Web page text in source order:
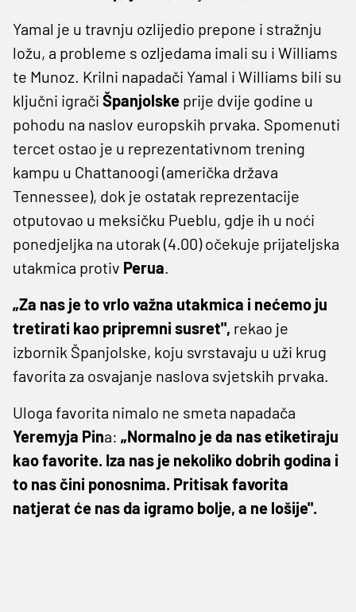
Yamal je u travnju ozlijedio prepone i stražnju
ložu, a probleme s ozljedama imali su i Williams
te Munoz. Krilni napadači Yamal i Williams bili su
ključni igrači Španjolske prije dvije godine u
pohodu na naslov europskih prvaka. Spomenuti
tercet ostao je u reprezentativnom trening
kampu u Chattanoogi (američka država
Tennessee), dok je ostatak reprezentacije
otputovao u meksičku Pueblu, gdje ih u noći
ponedjeljka na utorak (4.00) očekuje prijateljska
utakmica protiv Perua.
„Za nas je to vrlo važna utakmica i nećemo ju
tretirati kao pripremni susret", rekao je
izbornik Španjolske, koju svrstavaju u uži krug
favorita za osvajanje naslova svjetskih prvaka.
Uloga favorita nimalo ne smeta napadača
Yeremyja ‌Pina: „Normalno je da nas etiketiraju
kao favorite. Iza nas je nekoliko dobrih godina i
to nas čini ponosnima. Pritisak favorita
natjerat će nas da igramo bolje, a ne lošije".